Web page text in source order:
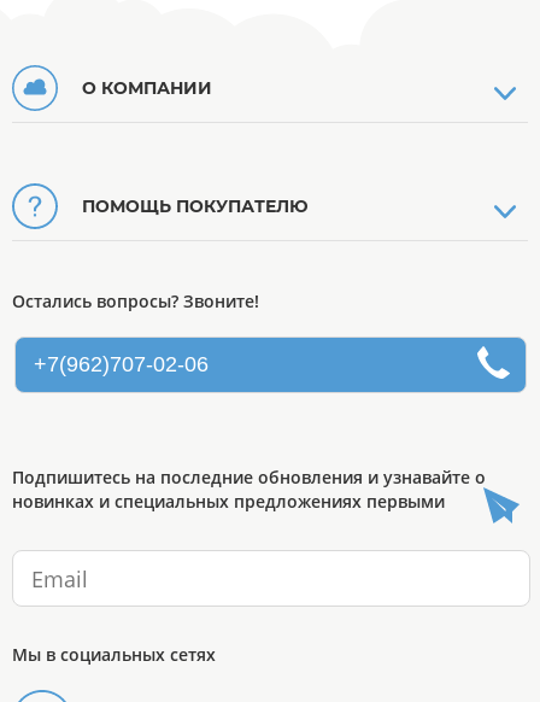
О КОМПАНИИ
ПОМОЩЬ ПОКУПАТЕЛЮ
Остались вопросы? Звоните!
+7(962)707-02-06
Подпишитесь на последние обновления и узнавайте о
новинках и специальных предложениях первыми
Мы в социальных сетях